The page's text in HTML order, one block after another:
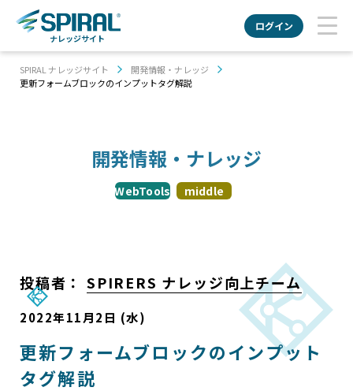
ナレッジサイト
ログイン
SPIRAL ナレッジサイト
開発情報・ナレッジ
更新フォームブロックのインプットタグ解説
開発情報・ナレッジ
WebTools middle
投稿者： SPIRERS ナレッジ向上チーム
2022年11月2日 (水)
更新フォームブロックのインプット
タグ解説